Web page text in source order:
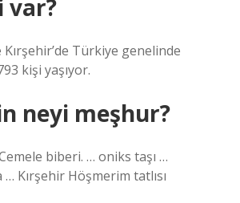
var?
Türkiye genelinde
kişi yaşıyor.
neyi meşhur?
biberi. … oniks taşı …
… Kırşehir Höşmerim tatlısı